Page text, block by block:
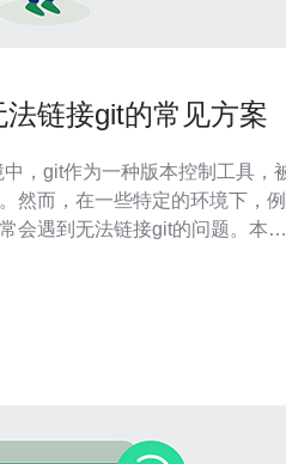
链接git的常见方案
然而，在一些特定的环境下，例
会遇到无法链接git的问题。本文